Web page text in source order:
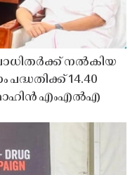
നൽകിയ
പദ്ധതിക്ക് 14.40
മാഹിൻ എംഎൽഎ